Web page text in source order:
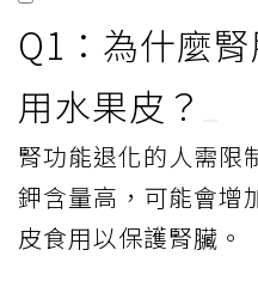
Q1：為什麼
用水果皮？
腎功能退化的人需限
鉀含量高，可能會增
皮食用以保護腎臟。